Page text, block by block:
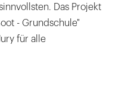
Das Projekt
- Grundschule"
für alle